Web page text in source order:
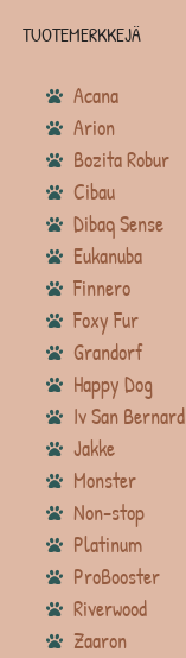
TUOTEMERKKEJÄ
Acana
Arion
Bozita Robur
Cibau
Dibaq Sense
Eukanuba
Finnero
Foxy Fur
Grandorf
Happy Dog
Iv San Bernard
Jakke
Monster
Non-stop
Platinum
ProBooster
Riverwood
Zaaron